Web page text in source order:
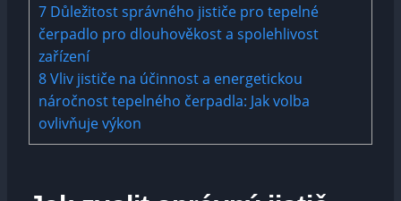
7 Důležitost správného jističe pro‍ tepelné
čerpadlo pro‍ dlouhověkost a ‌spolehlivost
‌zařízení
8Vliv jističe na účinnost ‌a energetickou
náročnost ⁢tepelného čerpadla: Jak volba
ovlivňuje výkon